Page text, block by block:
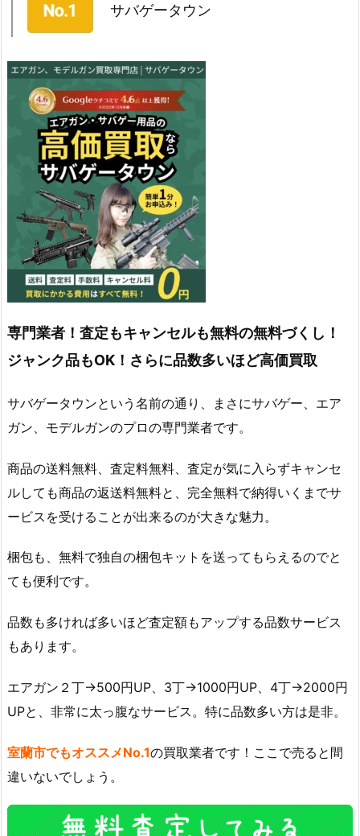
サバゲータウン
専門業者！査定もキャンセルも無料の無料づくし！
ジャンク品もOK！さらに品数多いほど高価買取
サバゲータウンという名前の通り、まさにサバゲー、エア
ガン、モデルガンのプロの専門業者です。
商品の送料無料、査定料無料、査定が気に入らずキャンセ
ルしても商品の返送料無料と、完全無料で納得いくまでサ
ービスを受けることが出来るのが大きな魅力。
梱包も、無料で独自の梱包キットを送ってもらえるのでと
ても便利です。
品数も多ければ多いほど査定額もアップする品数サービス
もあります。
エアガン２丁→500円UP、3丁→1000円UP、4丁→2000円
UPと、非常に太っ腹なサービス。特に品数多い方は是非。
室蘭市でもオススメNo.1の買取業者です！ここで売ると間
違いないでしょう。